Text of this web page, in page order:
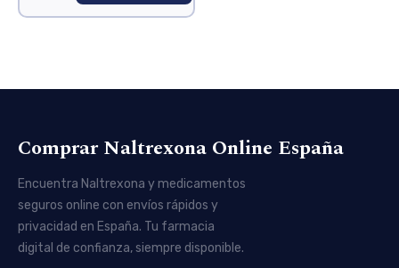
Comprar Naltrexona Online España
Encuentra Naltrexona y medicamentos
seguros online con envíos rápidos y
privacidad en España. Tu farmacia
digital de confianza, siempre disponible.